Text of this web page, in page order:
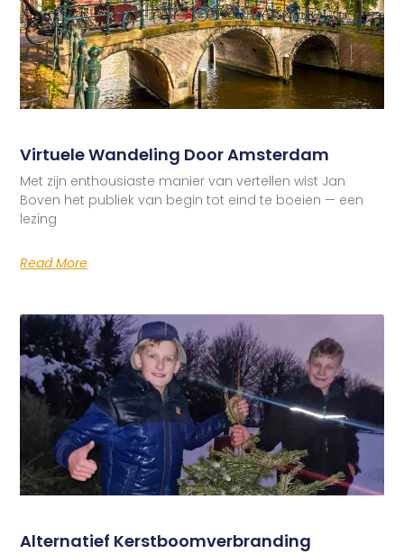
Virtuele Wandeling Door Amsterdam
Met zijn enthousiaste manier van vertellen wist Jan
Boven het publiek van begin tot eind te boeien — een
lezing
Read More
Alternatief Kerstboomverbranding